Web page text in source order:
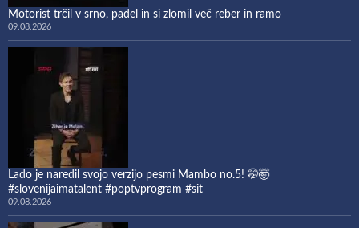
Motorist trčil v srno, padel in si zlomil več reber in ramo
09.08.2026
Lado je naredil svojo verzijo pesmi Mambo no.5! 🤭🤯
#slovenijaimatalent #poptvprogram #sit
09.08.2026